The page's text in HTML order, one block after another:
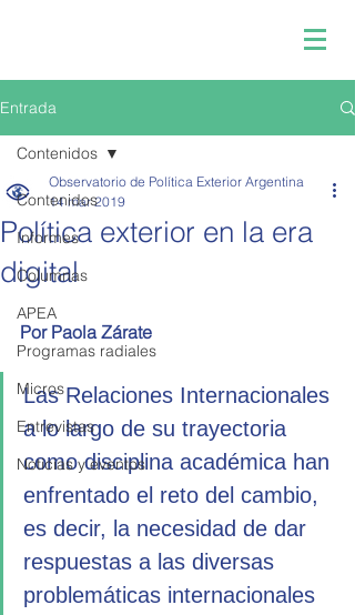
Entrada
Contenidos
Informes
Columnas
APEA
Programas radiales
Micros
Entrevistas
Noticias y eventos
Contenidos
Política exterior en la era
digital
Observatorio de Política Exterior Argentina
14 mar 2019
Por Paola Zárate
Las Relaciones Internacionales
a lo largo de su trayectoria
como disciplina académica han
enfrentado el reto del cambio,
es decir, la necesidad de dar
respuestas a las diversas
problemáticas internacionales